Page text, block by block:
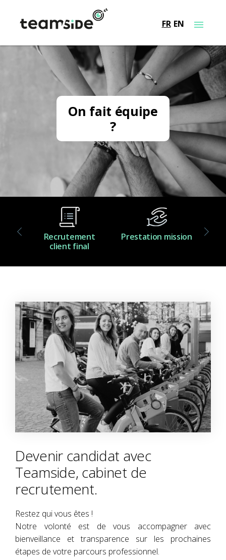
FR EN
On fait équipe
?
Recrutement
client final
Prestation mission
Devenir candidat avec
Teamside, cabinet de
recrutement.
Restez qui vous êtes !
Notre volonté est de vous accompagner avec
bienveillance et transparence sur les prochaines
étapes de votre parcours professionnel.